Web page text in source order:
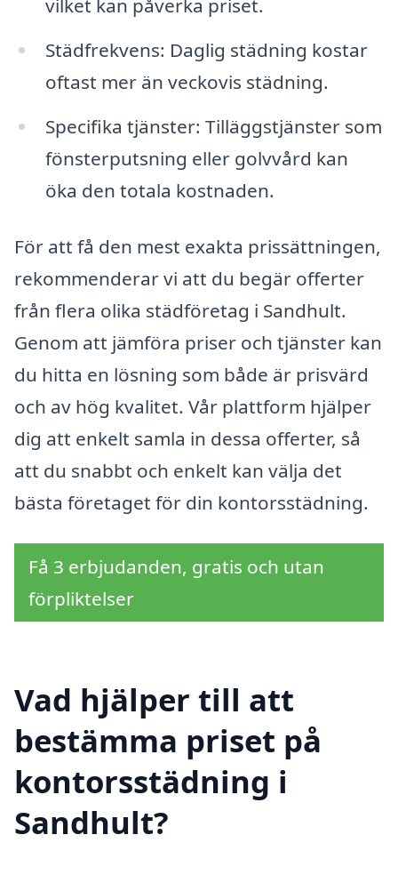
vilket kan påverka priset.
Städfrekvens: Daglig städning kostar
oftast mer än veckovis städning.
Specifika tjänster: Tilläggstjänster som
fönsterputsning eller golvvård kan
öka den totala kostnaden.
För att få den mest exakta prissättningen,
rekommenderar vi att du begär offerter
från flera olika städföretag i Sandhult.
Genom att jämföra priser och tjänster kan
du hitta en lösning som både är prisvärd
och av hög kvalitet. Vår plattform hjälper
dig att enkelt samla in dessa offerter, så
att du snabbt och enkelt kan välja det
bästa företaget för din kontorsstädning.
Få 3 erbjudanden, gratis och utan
förpliktelser
Vad hjälper till att
bestämma priset på
kontorsstädning i
Sandhult?